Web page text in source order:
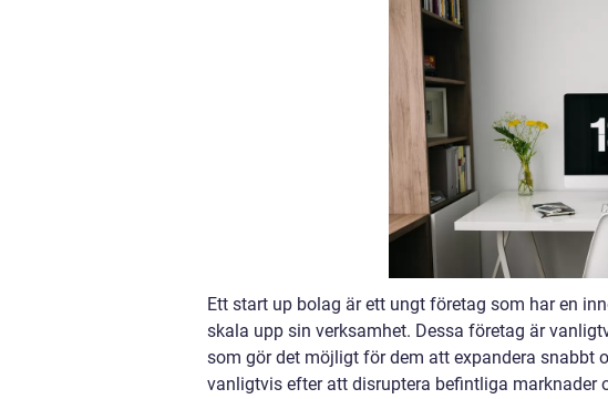
Ett start up bolag är ett ungt företag som har en
skala upp sin verksamhet. Dessa företag är
som gör det möjligt för dem att expandera snabbt
vanligtvis efter att disruptera befintliga marknader